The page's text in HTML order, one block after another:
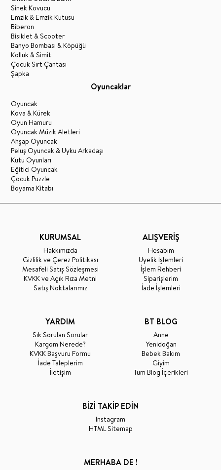
Sinek Kovucu
Emzik & Emzik Kutusu
Biberon
Bisiklet & Scooter
Banyo Bombası & Köpüğü
Kolluk & Simit
Çocuk Sırt Çantası
Şapka
Oyuncaklar
Oyuncak
Kova & Kürek
Oyun Hamuru
Oyuncak Müzik Aletleri
Ahşap Oyuncak
Peluş Oyuncak & Uyku Arkadaşı
Kutu Oyunları
Eğitici Oyuncak
Çocuk Puzzle
Boyama Kitabı
KURUMSAL
Hakkımızda
Gizlilik ve Çerez Politikası
Mesafeli Satış Sözleşmesi
KVKK ve Açık Rıza Metni
Satış Noktalarımız
ALIŞVERİŞ
Hesabım
Üyelik İşlemleri
İşlem Rehberi
Siparişlerim
İade İşlemleri
YARDIM
Sık Sorulan Sorular
Kargom Nerede?
KVKK Başvuru Formu
İade Taleplerim
İletişim
BT BLOG
Anne
Yenidoğan
Bebek Bakım
Giyim
Tüm Blog İçerikleri
BİZİ TAKİP EDİN
Instagram
HTML Sitemap
MERHABA DE !